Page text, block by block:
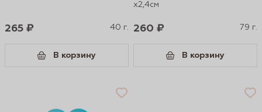
265 ₽ 40 г.
В корзину
x2,4см
260 ₽ 79 г.
В корзину